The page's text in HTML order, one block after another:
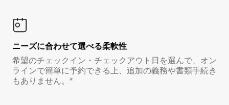
ニーズに合わせて選べる柔軟性
希望のチェックイン・チェックアウト日を選んで、オン
ラインで簡単に予約できる上、追加の義務や書類手続き
もありません。*